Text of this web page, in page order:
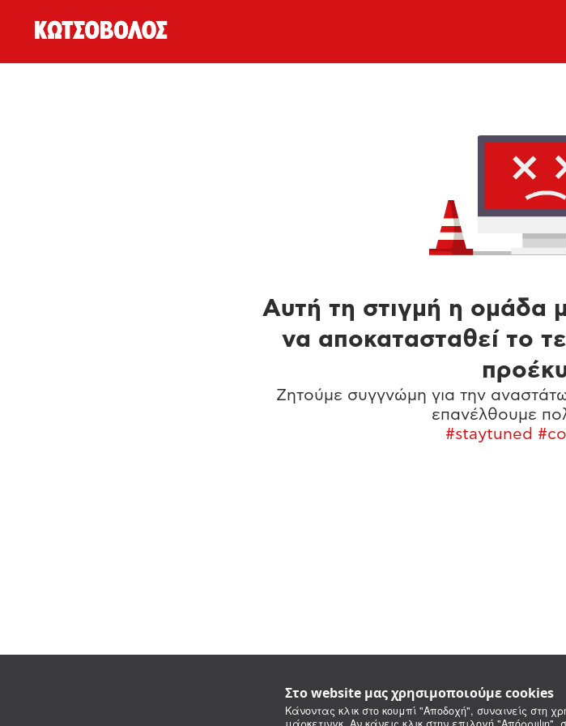
Στο website μας χρησιμοποιούμε cookies
Κάνοντας κλικ στο κουμπί "Αποδοχή", συναινείς στη
Αυτή τη στιγμή η ομάδα
να αποκατασταθεί το
Ζητούμε συγγνώμη για την
επανέλθουμε
#staytuned